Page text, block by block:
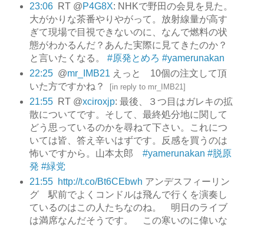
23:06 RT @P4G8X: NHKで野田の会見を見た。
大がかりな茶番やりやがって。放射線量が高す
ぎて現場で目視できないのに、なんで燃料の状
態がわかるんだ？あんた実際に見てきたのか？
と言いたくなる。 #原発とめろ #yamerunakan
22:25 @mr_IMB21 えっと 10個の注文して頂
いた方ですかね？
[in reply to mr_IMB21]
21:55 RT @xciroxjp: 最後、３つ目はガレキの拡
散についてです。そして、最終処分地に関して
どう思っているのかを尋ねて下さい。これにつ
いては皆、答え辛いはずです。反感を買うのは
怖いですから。山本太郎 #yamerunakan #脱原
発 #緑党
21:55
http://t.co/Bt6CEbwh アンデスフィーリン
グ 駅前でよくコンドルは飛んで行くを演奏し
ているのはこの人たちなのね。 明日のライブ
は満席なんだそうです。 この寒いのに偉いな